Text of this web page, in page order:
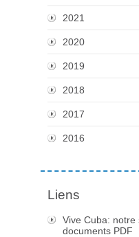
2021
2020
2019
2018
2017
2016
Liens
Vive Cuba: notre
documents PDF